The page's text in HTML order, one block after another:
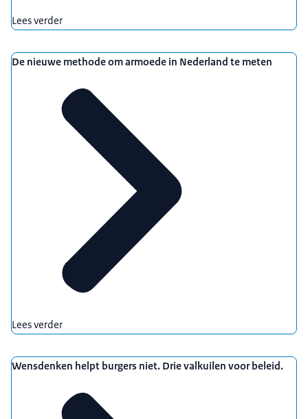
Lees verder
De nieuwe methode om armoede in Nederland te meten
Lees verder
Wensdenken helpt burgers niet. Drie valkuilen voor beleid.